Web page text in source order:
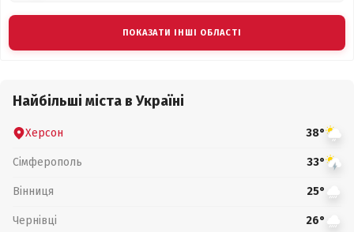
ПОКАЗАТИ ІНШІ ОБЛАСТІ
Найбільші міста в Україні
Херсон 38°
Сімферополь 33°
Вінниця 25°
Чернівці 26°